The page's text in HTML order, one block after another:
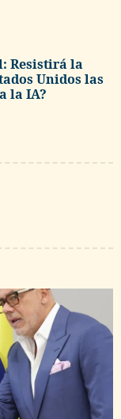
Resistirá la
Unidos las
la IA?